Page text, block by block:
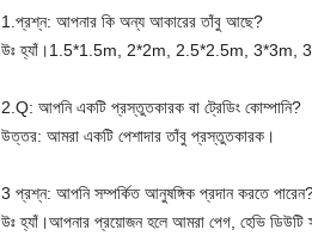
1.প্রশ্ন: আপনার কি অন্য আকারের তাঁবু আছে?
উঃ হ্যাঁ।1.5*1.5m, 2*2m, 2.5*2.5m, 3*3m,
2.Q: আপনি একটি প্রস্তুতকারক বা ট্রেডিং কোম্পানি?
উত্তর: আমরা একটি পেশাদার তাঁবু প্রস্তুতকারক।
3 প্রশ্ন: আপনি সম্পর্কিত আনুষঙ্গিক প্রদান করতে
উঃ হ্যাঁ।আপনার প্রয়োজন হলে আমরা পেগ, হেভি ডিউটি